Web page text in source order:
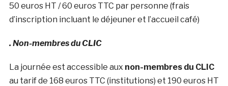
50 euros HT / 60 euros TTC par personne (frais
d’inscription incluant le déjeuner et l’accueil café)
. Non-membres du CLIC
La journée est accessible aux non-membres du CLIC
au tarif de 168 euros TTC (institutions) et 190 euros HT